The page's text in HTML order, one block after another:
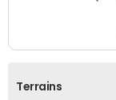
Terrains